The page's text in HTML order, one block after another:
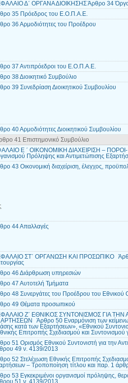
Δ΄ ΟΡΓΑΝΑ ΔΙΟΙΚΗΣΗΣ Άρθρο 34
35 Πρόεδρος του Ε.Ο.Π.Α.Ε.
36 Αρμοδιότητες του Προέδρου
37 Αντιπρόεδροι του Ε.Ο.Π.Α.Ε.
38 Διοικητικό Συμβούλιο
39 Συνεδρίαση Διοικητικού Συμβουλίου
40 Αρμοδιότητες Διοικητικού Συμβουλίου
41 Επιστημονικό Συμβούλιο
Ε ΄ ΟΙΚΟΝΟΜΙΚΗ ΔΙΑΧΕΙΡΙΣΗ –
Πρόληψης και Αντιμετώπισης
43 Οικονομική διαχείριση, έλεγχος,
44 Απαλλαγές
ΣΤ΄ ΟΡΓΑΝΩΣΗ ΚΑΙ ΠΡΟΣΩΠΙΚΟ
46 Διάρθρωση υπηρεσιών
47 Αυτοτελή Τμήματα
48 Συνεργάτες του Προέδρου του Εθνικού
49 Θέματα προσωπικού
Ζ΄ ΕΘΝΙΚΟΣ ΣΥΝΤΟΝΙΣΜΟΣ ΓΙΑ
Άρθρο 50 Εναρμόνιση των κείμενων
κατά των Εξαρτήσεων», «Εθνικού
Επιτροπής Σχεδιασμού και Συντονισμού
51 Ορισμός Εθνικού Συντονιστή για την
49 ν. 4139/2013
52 Στελέχωση Εθνικής Επιτροπής
– Τροποποίηση τίτλου και παρ. 1
53 Εγκεκριμένοι οργανισμοί πρόληψης,
51 ν. 4139/2013